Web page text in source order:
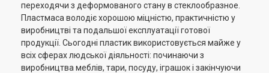
переходячи з деформованого стану в стеклообразное.
Пластмаса володіє хорошою міцністю, практичністю у
виробництві та подальшої експлуатації готової
продукції. Сьогодні пластик використовується майже у
всіх сферах людської діяльності: починаючи з
виробництва меблів, тари, посуду, іграшок і закінчуючи